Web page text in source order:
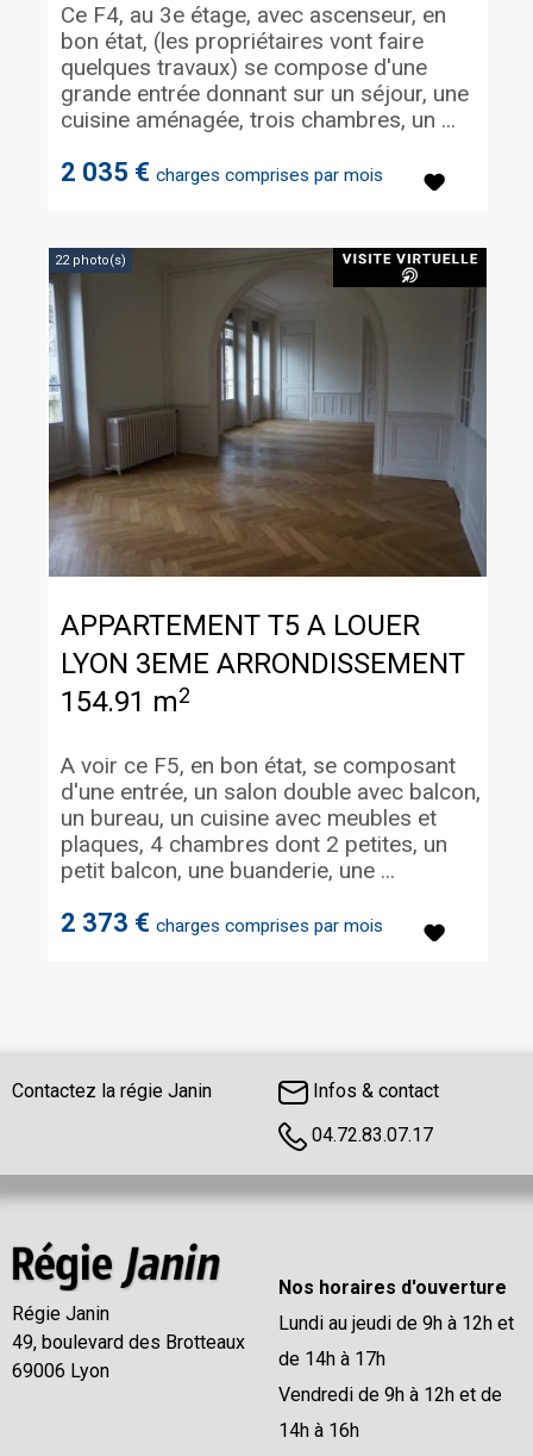
2 035 € charges comprises par mois
Ce F4, au 3e étage, avec ascenseur, en
bon état, (les propriétaires vont faire
quelques travaux) se compose d'une
grande entrée donnant sur un séjour, une
cuisine aménagée, trois chambres, un ...
22 photo(s)
APPARTEMENT T5 A LOUER
LYON 3EME ARRONDISSEMENT
154.91 m2
2 373 € charges comprises par mois
A voir ce F5, en bon état, se composant
d'une entrée, un salon double avec balcon,
un bureau, un cuisine avec meubles et
plaques, 4 chambres dont 2 petites, un
petit balcon, une buanderie, une ...
Contactez la régie Janin
Infos & contact
04.72.83.07.17
Régie Janin
49, boulevard des Brotteaux
69006 Lyon
Nos horaires d'ouverture
Lundi au jeudi de 9h à 12h et
de 14h à 17h
Vendredi de 9h à 12h et de
14h à 16h